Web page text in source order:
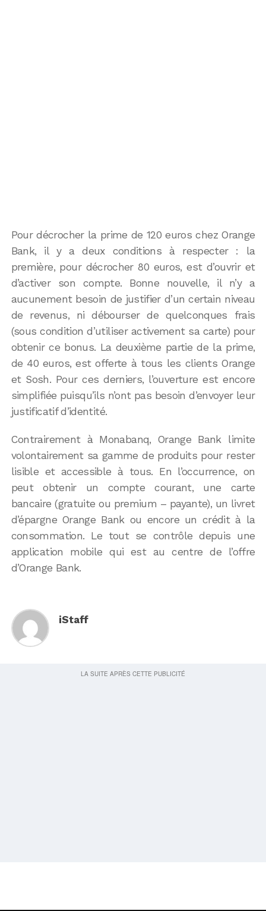
Pour décrocher la prime de 120 euros chez Orange
Bank, il y a deux conditions à respecter : la
première, pour décrocher 80 euros, est d’ouvrir et
d’activer son compte. Bonne nouvelle, il n’y a
aucunement besoin de justifier d’un certain niveau
de revenus, ni débourser de quelconques frais
(sous condition d’utiliser activement sa carte) pour
obtenir ce bonus. La deuxième partie de la prime,
de 40 euros, est offerte à tous les clients Orange
et Sosh. Pour ces derniers, l’ouverture est encore
simplifiée puisqu’ils n’ont pas besoin d’envoyer leur
justificatif d’identité.
Contrairement à Monabanq, Orange Bank limite
volontairement sa gamme de produits pour rester
lisible et accessible à tous. En l’occurrence, on
peut obtenir un compte courant, une carte
bancaire (gratuite ou premium – payante), un livret
d’épargne Orange Bank ou encore un crédit à la
consommation. Le tout se contrôle depuis une
application mobile qui est au centre de l’offre
d’Orange Bank.
iStaff